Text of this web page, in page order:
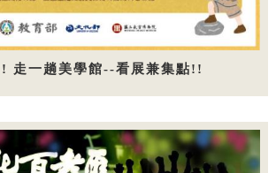
走一趟美學館--看展兼集點!!